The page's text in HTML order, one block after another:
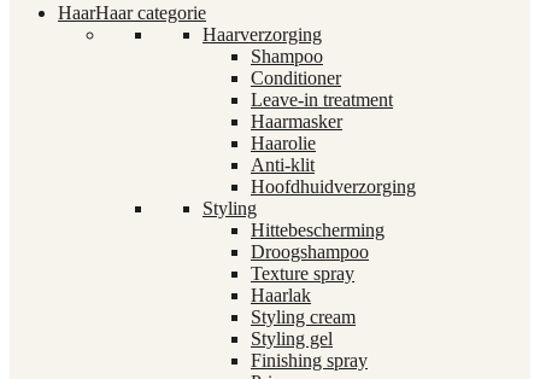
HaarHaar categorie
Haarverzorging
Shampoo
Conditioner
Leave-in treatment
Haarmasker
Haarolie
Anti-klit
Hoofdhuidverzorging
Styling
Hittebescherming
Droogshampoo
Texture spray
Haarlak
Styling cream
Styling gel
Finishing spray